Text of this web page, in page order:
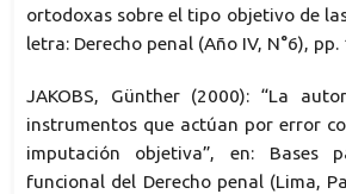
ortodoxas sobre el tipo objetivo de
letra: Derecho penal (Año IV, N°6),
JAKOBS, Günther (2000): “La
instrumentos que actúan por error
imputación objetiva”, en: Bases
funcional del Derecho penal (Lima,